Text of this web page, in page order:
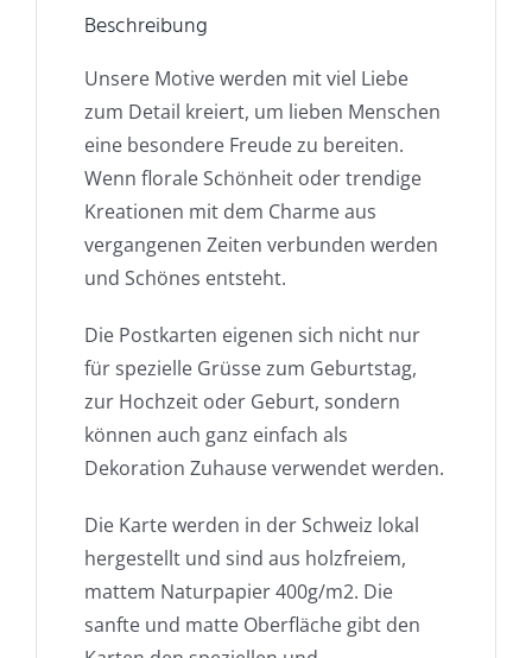
Beschreibung
Unsere Motive werden mit viel Liebe
zum Detail kreiert, um lieben Menschen
eine besondere Freude zu bereiten.
Wenn florale Schönheit oder trendige
Kreationen mit dem Charme aus
vergangenen Zeiten verbunden werden
und Schönes entsteht.
Die Postkarten eigenen sich nicht nur
für spezielle Grüsse zum Geburtstag,
zur Hochzeit oder Geburt, sondern
können auch ganz einfach als
Dekoration Zuhause verwendet werden.
Die Karte werden in der Schweiz lokal
hergestellt und sind aus holzfreiem,
mattem Naturpapier 400g/m2. Die
sanfte und matte Oberfläche gibt den